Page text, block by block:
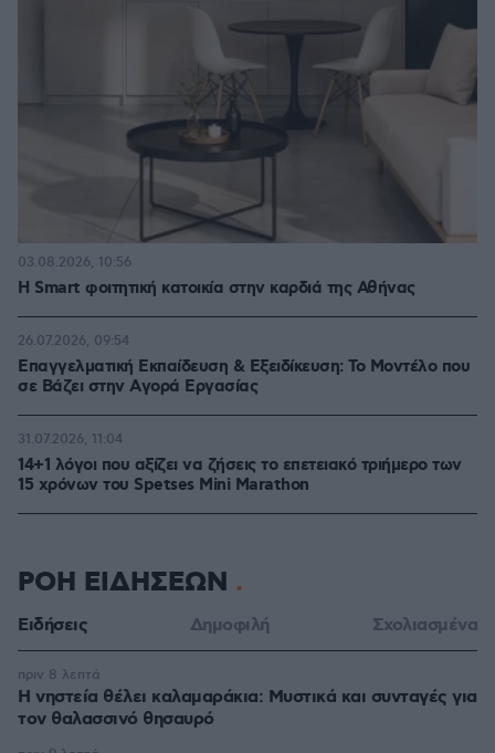
Η Smart φοιτητική κατοικία στην καρδιά της Αθήνας
03.08.2026, 10:56
Επαγγελματική Εκπαίδευση & Εξειδίκευση: Το Mοντέλο που
σε Bάζει στην Aγορά Eργασίας
26.07.2026, 09:54
14+1 λόγοι που αξίζει να ζήσεις το επετειακό τριήμερο των
15 χρόνων του Spetses Mini Marathon
31.07.2026, 11:04
ΡΟΗ ΕΙΔΗΣΕΩΝ
Ειδήσεις Δημοφιλή Σχολιασμένα
Η νηστεία θέλει καλαμαράκια: Μυστικά και συνταγές για
τον θαλασσινό θησαυρό
πριν 8 λεπτά